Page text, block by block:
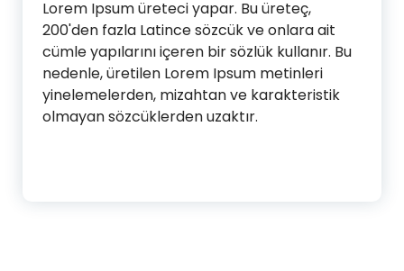
Lorem Ipsum üreteci yapar. Bu üreteç,
200'den fazla Latince sözcük ve onlara ait
cümle yapılarını içeren bir sözlük kullanır. Bu
nedenle, üretilen Lorem Ipsum metinleri
yinelemelerden, mizahtan ve karakteristik
olmayan sözcüklerden uzaktır.